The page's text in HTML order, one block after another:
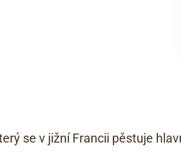
se v jižní Francii pěstuje